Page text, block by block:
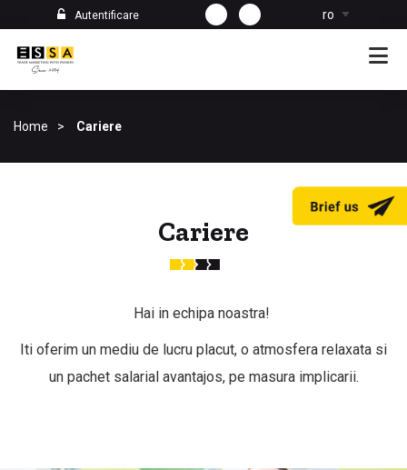
Autentificare ro
Home Cariere
Cariere
Hai in echipa noastra!
Iti oferim un mediu de lucru placut, o atmosfera relaxata si
un pachet salarial avantajos, pe masura implicarii.